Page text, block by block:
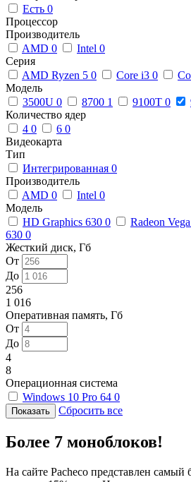
Есть 0
Процессор
Производитель
AMD 0 Intel 0
Серия
AMD Ryzen 5 0 Core i3 0
Модель
3500U 0 8700 1 9100T 0
Количество ядер
4 0 6 0
Видеокарта
Тип
Интегрированная 0
Производитель
AMD 0 Intel 0
Модель
HD Graphics 630 0 Radeon
630 0
Жесткий диск, Гб
От
До
256
1 016
Оперативная память, Гб
От
До
4
8
Операционная система
Windows 10 Pro 64 0
Сбросить все
Более 7 моноблоков!
На сайте Pacheco представлен